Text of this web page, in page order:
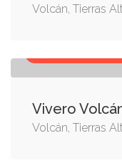
Volcán, Tierras
Vivero
Volcán, Tierras